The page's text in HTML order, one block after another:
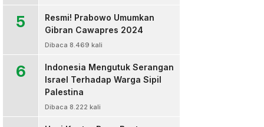
5
Resmi! Prabowo Umumkan
Gibran Cawapres 2024
Dibaca 8.469 kali
6
Indonesia Mengutuk Serangan
Israel Terhadap Warga Sipil
Palestina
Dibaca 8.222 kali